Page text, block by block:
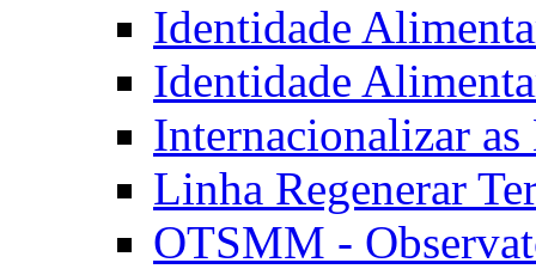
Identidade
Identidade
Internacionalizar
Linha Regenerar
OTSMM -